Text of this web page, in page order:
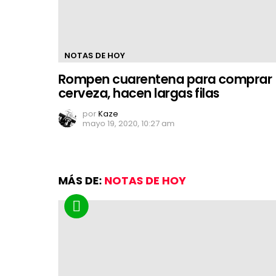
NOTAS DE HOY
Rompen cuarentena para comprar
cerveza, hacen largas filas
porKaze
mayo 19, 2020, 10:27 am
MÁS DE: NOTAS DE HOY